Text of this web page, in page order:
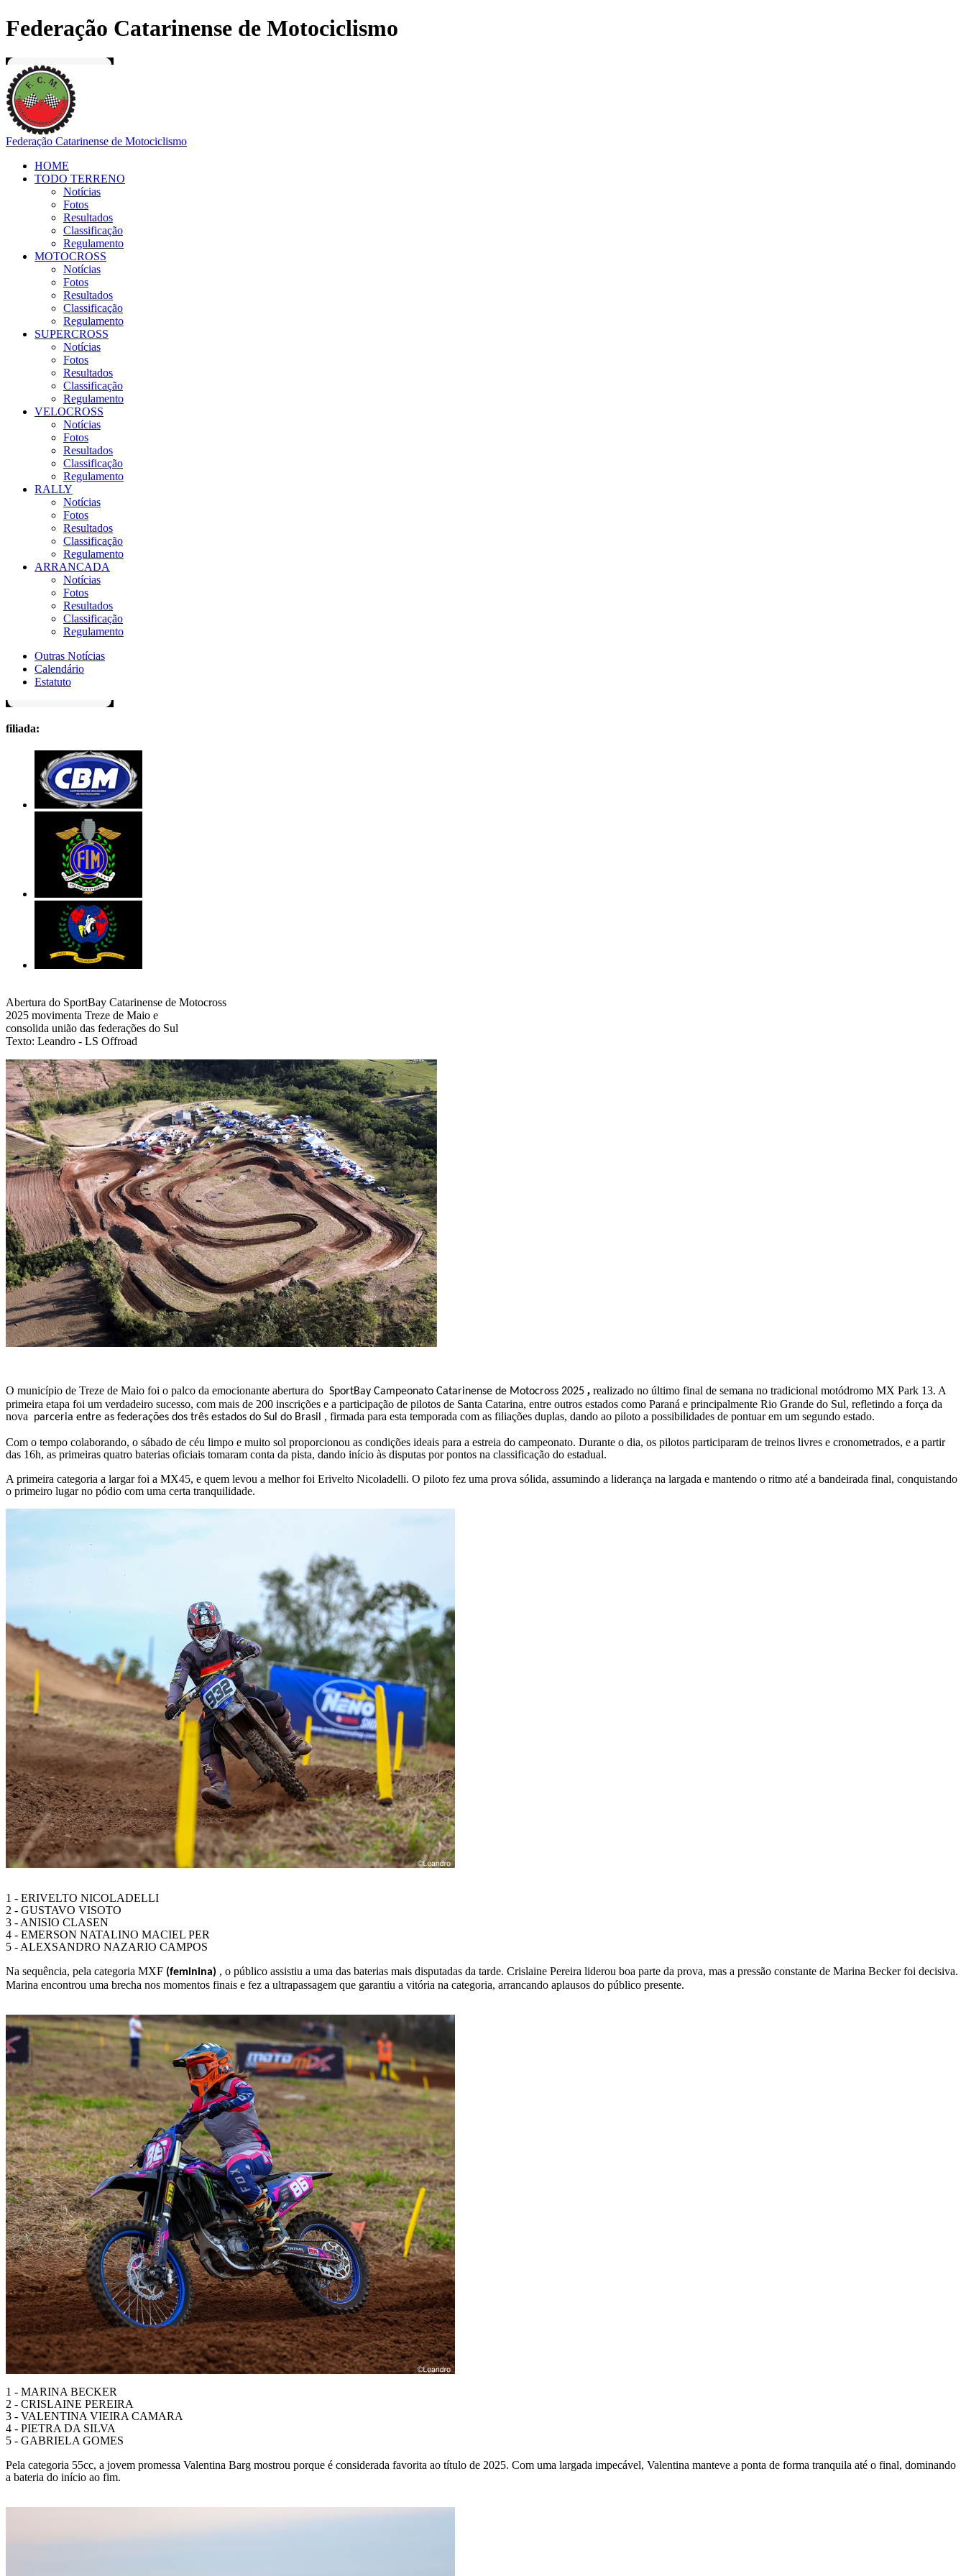
Federação Catarinense de Motociclismo
Federação Catarinense de Motociclismo
HOME
TODO TERRENO
Notícias
Fotos
Resultados
Classificação
Regulamento
MOTOCROSS
Notícias
Fotos
Resultados
Classificação
Regulamento
SUPERCROSS
Notícias
Fotos
Resultados
Classificação
Regulamento
VELOCROSS
Notícias
Fotos
Resultados
Classificação
Regulamento
RALLY
Notícias
Fotos
Resultados
Classificação
Regulamento
ARRANCADA
Notícias
Fotos
Resultados
Classificação
Regulamento
Outras Notícias
Calendário
Estatuto
filiada:
Abertura do SportBay Catarinense de Motocross
2025 movimenta Treze de Maio e
consolida união das federações do Sul
Texto: Leandro - LS Offroad
O município de Treze de Maio foi o palco da emocionante abertura do SportBay Campeonato Catarinense de Motocross 2025 , realizado no último final de semana no tradicional motódromo MX Park 13. A
primeira etapa foi um verdadeiro sucesso, com mais de 200 inscrições e a participação de pilotos de Santa Catarina, entre outros estados como Paraná e principalmente Rio Grande do Sul, refletindo a força da
nova parceria entre as federações dos três estados do Sul do Brasil , firmada para esta temporada com as filiações duplas, dando ao piloto a possibilidades de pontuar em um segundo estado.
Com o tempo colaborando, o sábado de céu limpo e muito sol proporcionou as condições ideais para a estreia do campeonato. Durante o dia, os pilotos participaram de treinos livres e cronometrados, e a partir
das 16h, as primeiras quatro baterias oficiais tomaram conta da pista, dando início às disputas por pontos na classificação do estadual.
A primeira categoria a largar foi a MX45, e quem levou a melhor foi Erivelto Nicoladelli. O piloto fez uma prova sólida, assumindo a liderança na largada e mantendo o ritmo até a bandeirada final, conquistando
o primeiro lugar no pódio com uma certa tranquilidade.
1 - ERIVELTO NICOLADELLI
2 - GUSTAVO VISOTO
3 - ANISIO CLASEN
4 - EMERSON NATALINO MACIEL PER
5 - ALEXSANDRO NAZARIO CAMPOS
Na sequência, pela categoria MXF (feminina) , o público assistiu a uma das baterias mais disputadas da tarde. Crislaine Pereira liderou boa parte da prova, mas a pressão constante de Marina Becker foi decisiva.
Marina encontrou uma brecha nos momentos finais e fez a ultrapassagem que garantiu a vitória na categoria, arrancando aplausos do público presente.
1 - MARINA BECKER
2 - CRISLAINE PEREIRA
3 - VALENTINA VIEIRA CAMARA
4 - PIETRA DA SILVA
5 - GABRIELA GOMES
Pela categoria 55cc, a jovem promessa Valentina Barg mostrou porque é considerada favorita ao título de 2025. Com uma largada impecável, Valentina manteve a ponta de forma tranquila até o final, dominando
a bateria do início ao fim.